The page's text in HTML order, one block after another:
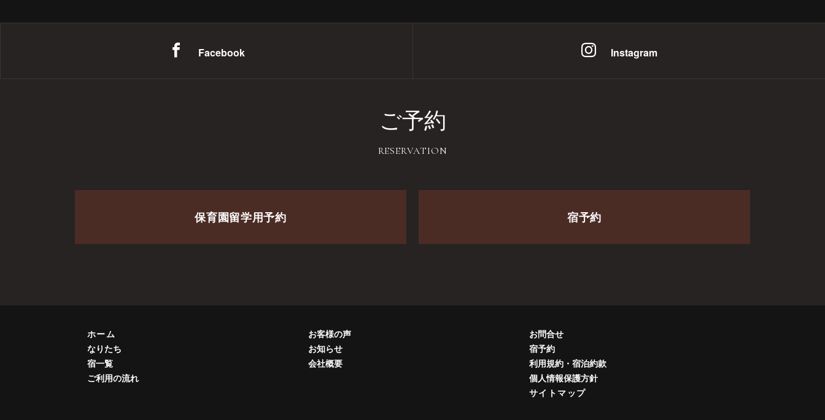
Facebook Instagram
ご予約
RESERVATION
保育園留学用予約 宿予約
ホーム
なりたち
宿一覧
ご利用の流れ
お客様の声
お知らせ
会社概要
お問合せ
宿予約
利用規約・宿泊約款
個人情報保護方針
サイトマップ